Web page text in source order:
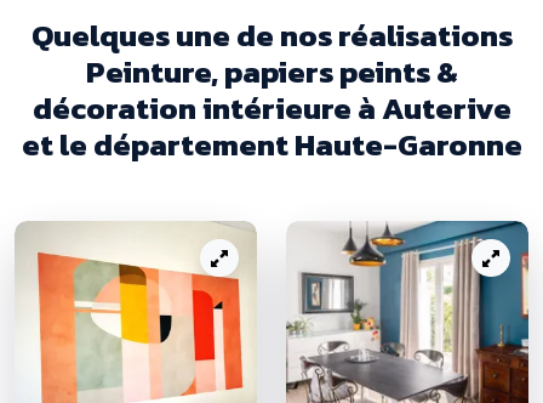
Quelques une de nos réalisations
Peinture, papiers peints &
décoration intérieure à Auterive
et le département Haute-Garonne